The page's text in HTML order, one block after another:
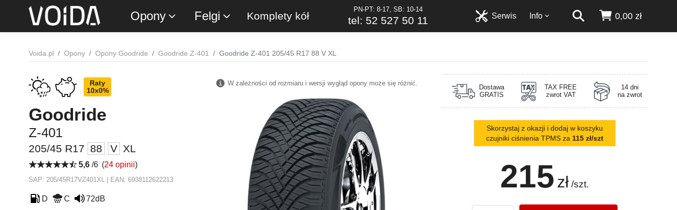
Opony Felgi Komplety kół
PN-PT: 8-17, SB: 10-14
tel: 52 527 50 11 0,00 zł
Info
Serwis
Voida.pl Opony Opony Goodride Goodride Z-401 Goodride Z-401 205/45 R17 88 V XL
Raty
10x0%
Goodride
Z-401
205/45 R17 88 V XL
5,6 /6 (24 opinii)
SAP: 205/45R17VZ401XL | EAN: 6938112622213
D C 72dB
W zależności od rozmiaru i wersji wygląd opony może się różnić.
Dostawa
GRATIS
TAX FREE
zwrot VAT
14 dni
na zwrot
Skorzystaj z okazji i dodaj w koszyku
czujniki ciśnienia TPMS za 115 zł/szt
215 zł /szt.